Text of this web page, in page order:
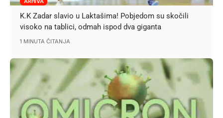
K.K Zadar slavio u Laktašima! Pobjedom su skočili
visoko na tablici, odmah ispod dva giganta
1 MINUTA ČITANJA